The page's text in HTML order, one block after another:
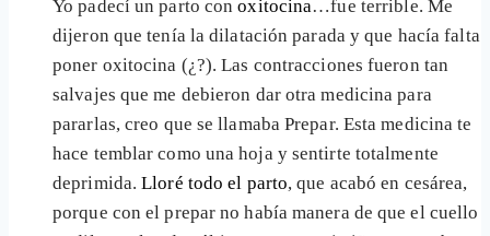
Yo padecí un parto conoxitocina…fue terrible. Me
dijeron que tenía la dilatación parada y que hacía falta
poner oxitocina (¿?). Las contracciones fueron tan
salvajes que me debieron dar otra medicina para
pararlas, creo que se llamaba Prepar. Esta medicina te
hace temblar como una hoja y sentirte totalmente
deprimida.Lloré todo el parto, que acabó en cesárea,
porque con el prepar no había manera de que el cuello